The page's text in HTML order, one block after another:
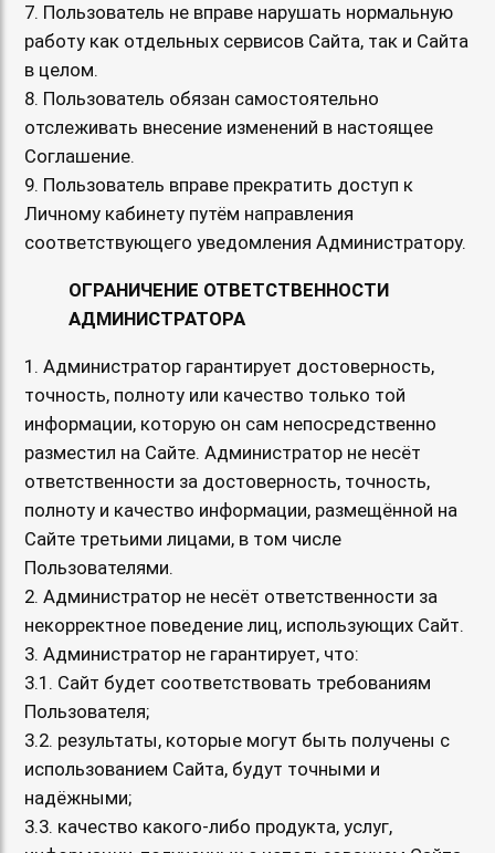
7. Пользователь не вправе нарушать нормальную
работу как отдельных сервисов Сайта, так и Сайта
в целом.
8. Пользователь обязан самостоятельно
отслеживать внесение изменений в настоящее
Соглашение.
9. Пользователь вправе прекратить доступ к
Личному кабинету путём направления
соответствующего уведомления Администратору.
ОГРАНИЧЕНИЕ ОТВЕТСТВЕННОСТИ
АДМИНИСТРАТОРА
1. Администратор гарантирует достоверность,
точность, полноту или качество только той
информации, которую он сам непосредственно
разместил на Сайте. Администратор не несёт
ответственности за достоверность, точность,
полноту и качество информации, размещённой на
Сайте третьими лицами, в том числе
Пользователями.
2. Администратор не несёт ответственности за
некорректное поведение лиц, использующих Сайт.
3. Администратор не гарантирует, что:
3.1. Сайт будет соответствовать требованиям
Пользователя;
3.2. результаты, которые могут быть получены с
использованием Сайта, будут точными и
надёжными;
3.3. качество какого-либо продукта, услуг,